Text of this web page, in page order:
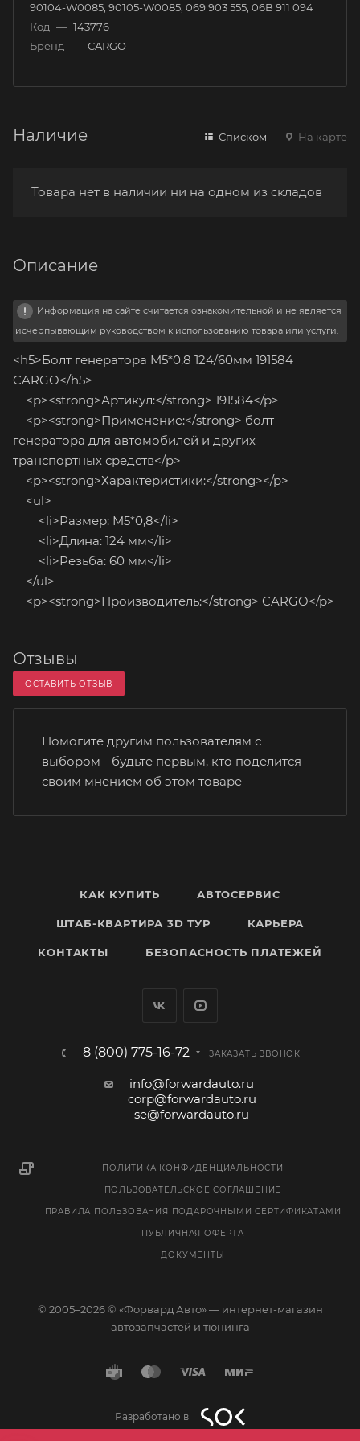
90104-W0085, 90105-W0085, 069 903 555, 06B 911 094
Код — 143776
Бренд — CARGO
Наличие Списком На карте
Товара нет в наличии ни на одном из складов
Описание
Информация на сайте считается ознакомительной и не является
исчерпывающим руководством к использованию товара или услуги.
<h5>Болт генератора M5*0,8 124/60мм 191584
CARGO</h5>
<p><strong>Артикул:</strong> 191584</p>
<p><strong>Применение:</strong> болт
генератора для автомобилей и других
транспортных средств</p>
<p><strong>Характеристики:</strong></p>
<ul>
<li>Размер: M5*0,8</li>
<li>Длина: 124 мм</li>
<li>Резьба: 60 мм</li>
</ul>
<p><strong>Производитель:</strong> CARGO</p>
Отзывы
ОСТАВИТЬ ОТЗЫВ
Помогите другим пользователям с
выбором - будьте первым, кто поделится
своим мнением об этом товаре
КАК КУПИТЬ АВТОСЕРВИС
ШТАБ-КВАРТИРА 3D ТУР КАРЬЕРА
КОНТАКТЫ БЕЗОПАСНОСТЬ ПЛАТЕЖЕЙ
8 (800) 775-16-72 ЗАКАЗАТЬ ЗВОНОК
info@forwardauto.ru
corp@forwardauto.ru
se@forwardauto.ru
ПОЛИТИКА КОНФИДЕНЦИАЛЬНОСТИ
ПОЛЬЗОВАТЕЛЬСКОЕ СОГЛАШЕНИЕ
ПРАВИЛА ПОЛЬЗОВАНИЯ ПОДАРОЧНЫМИ СЕРТИФИКАТАМИ
ПУБЛИЧНАЯ ОФЕРТА
ДОКУМЕНТЫ
© 2005–2026 © «Форвард Авто» — интернет-магазин
автозапчастей и тюнинга
Разработано в